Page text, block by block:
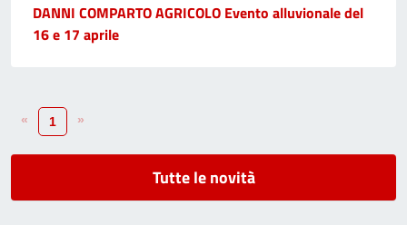
DANNI COMPARTO AGRICOLO Evento alluvionale del
16 e 17 aprile
« 1 »
Tutte le novità